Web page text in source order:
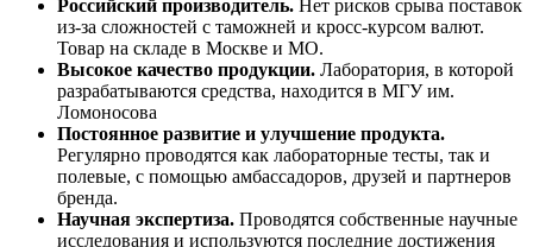
Российский производитель. Нет рисков срыва поставок
из-за сложностей с таможней и кросс-курсом валют.
Товар на складе в Москве и МО.
Высокое качество продукции. Лаборатория, в которой
разрабатываются средства, находится в МГУ им.
Ломоносова
Постоянное развитие и улучшение продукта.
Регулярно проводятся как лабораторные тесты, так и
полевые, с помощью амбассадоров, друзей и партнеров
бренда.
Научная экспертиза. Проводятся собственные научные
исследования и используются последние достижения